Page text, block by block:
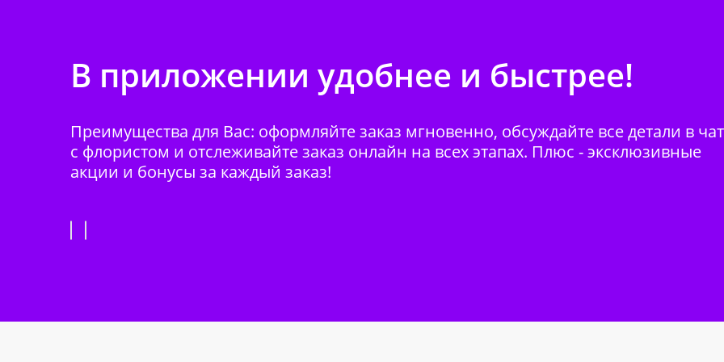
В приложении удобнее и быстрее!
Преимущества для Вас: оформляйте заказ мгновенно, обсуждайте все детали в
с флористом и отслеживайте заказ онлайн на всех этапах. Плюс - эксклюзивные
акции и бонусы за каждый заказ!